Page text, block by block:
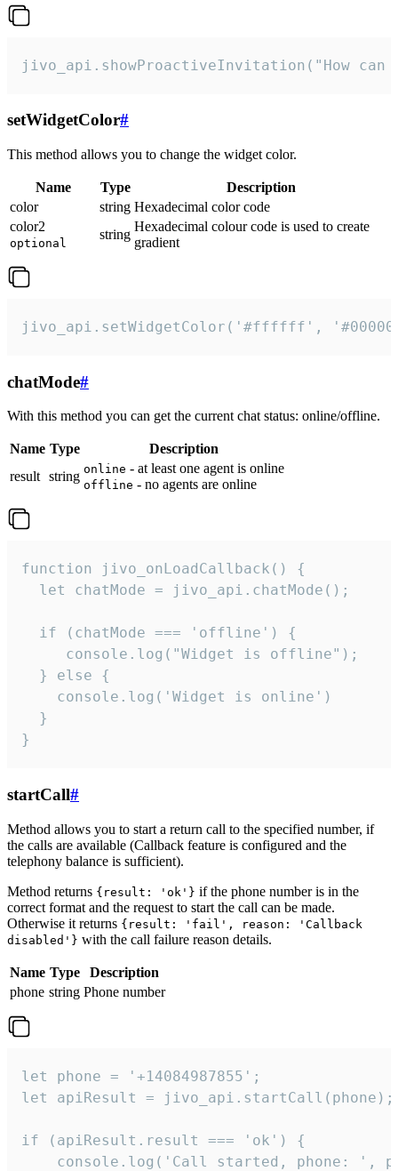
jivo_api.showProactiveInvitation("How
setWidgetColor#
This method allows you to change the widget color.
Name Type
Description
color
string Hexadecimal color code
color2
optional
string
Hexadecimal colour code is used to create
gradient
jivo_api.setWidgetColor('#ffffff',
chatMode#
With this method you can get the current chat status: online/offline.
Name Type
Description
result string online - at least one agent is online
offline - no agents are online
function jivo_onLoadCallback() {
  let chatMode = jivo_api.chatMode();
  if (chatMode === 'offline') {
     console.log("Widget is offline");
  } else {
    console.log('Widget is online')
  }
}
startCall#
Method allows you to start a return call to the specified number, if
the calls are available (Callback feature is configured and the
telephony balance is sufficient).
Method returns {result: 'ok'} if the phone number is in the
correct format and the request to start the call can be made.
Otherwise it returns {result: 'fail', reason: 'Callback
disabled'} with the call failure reason details.
Name Type
Description
phone string Phone number
let phone = '+14084987855';
let apiResult = jivo_api.startCall(phone);
if (apiResult.result === 'ok') {
console.log('Call started, phone: ',